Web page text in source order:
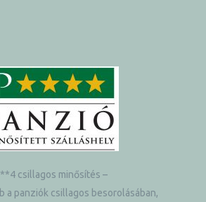
csillagos minősítés –
a panziók csillagos besorolásában,